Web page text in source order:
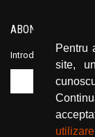
Pentru
site,
utilizare
Andre
Andre
Andre
Andre Miquel
Andre
Andre
Andre
Andre
Andre Miquel
Andre
ABONEAZĂ-TE LA
Introduceți adresa